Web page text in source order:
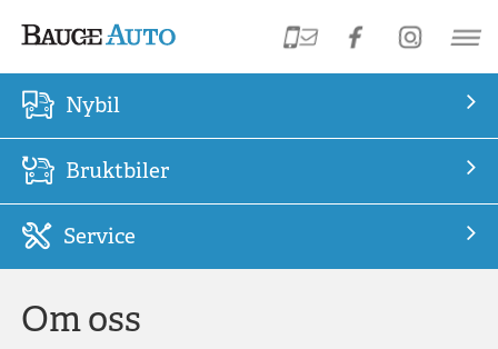
Nybil
Bruktbiler
Service
Om oss